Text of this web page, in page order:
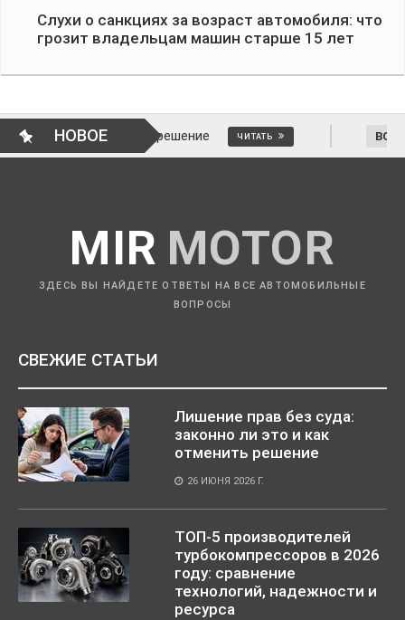
Слухи о санкциях за возраст автомобиля: что
грозит владельцам машин старше 15 лет
НОВОЕ
и как отменить решение ЧИТАТЬ
MIR MOTOR
ЗДЕСЬ ВЫ НАЙДЕТЕ ОТВЕТЫ НА ВСЕ АВТОМОБИЛЬНЫЕ
ВОПРОСЫ
СВЕЖИЕ СТАТЬИ
Лишение прав без суда:
законно ли это и как
отменить решение
26 ИЮНЯ 2026 Г.
ТОП-5 производителей
турбокомпрессоров в 2026
году: сравнение
технологий, надежности и
ресурса